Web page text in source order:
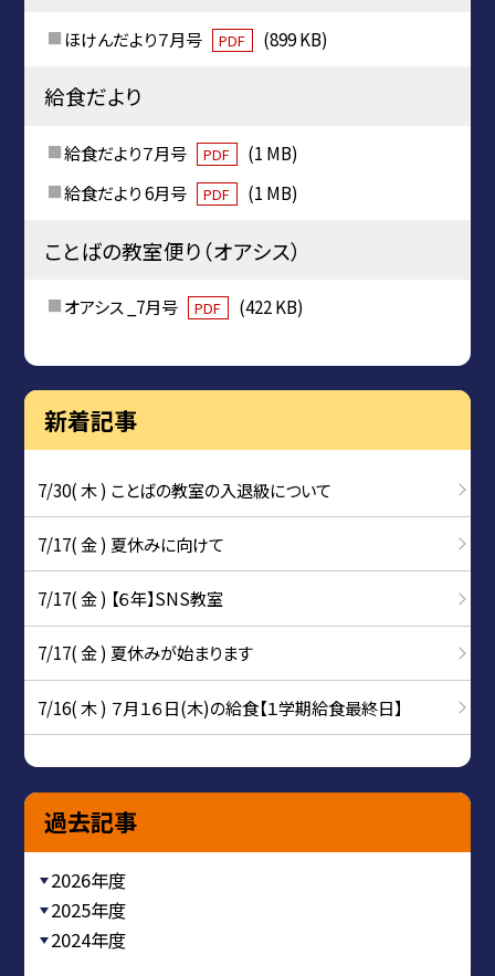
ほけんだより７月号 PDF (899 KB)
給食だより
給食だより７月号 PDF
(1 MB)
給食だより 6月号
PDF (1 MB)
ことばの教室便り（オアシス）
オアシス _7月号 PDF (422 KB)
新着記事
7/30( 木 ) ことばの教室の入退級について
7/17( 金 ) 夏休みに向けて
7/17( 金 ) 【６年】SNS教室
7/17( 金 ) 夏休みが始まります
7/16( 木 ) ７月１６日(木)の給食【１学期給食最終日】
過去記事
2026年度
2025年度
2024年度